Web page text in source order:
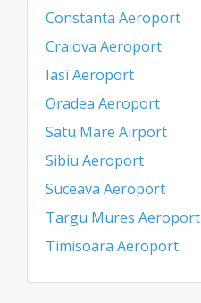
Constanta Aeroport
Craiova Aeroport
Iasi Aeroport
Oradea Aeroport
Satu Mare Airport
Sibiu Aeroport
Suceava Aeroport
Targu Mures Aeroport
Timisoara Aeroport